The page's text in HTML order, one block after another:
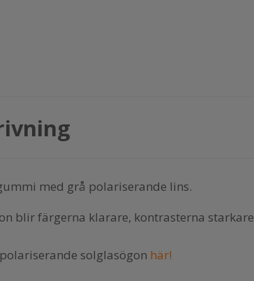
med grå polariserande lins.
blir färgerna klarare, kontrasterna
solglasögon här!